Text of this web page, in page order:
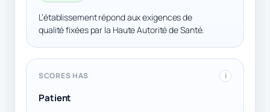
L’établissement répond aux exigences de
qualité fixées par la Haute Autorité de Santé.
SCORES HAS i
Patient